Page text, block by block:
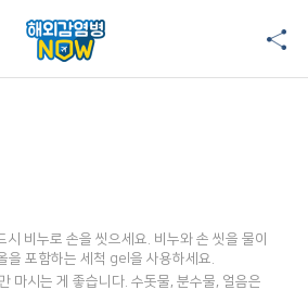
시 비누로 손을 씻으세요. 비누와 손 씻을 물이
을 포함하는 세척 gel을 사용하세요.
마시는 게 좋습니다. 수돗물, 분수물, 얼음은